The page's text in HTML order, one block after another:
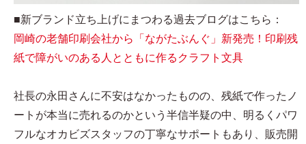
■新ブランド立ち上げにまつわる過去ブログはこちら：
岡崎の老舗印刷会社から「ながたぶんぐ」新発売！印刷残
紙で障がいのある人とともに作るクラフト文具
社長の永田さんに不安はなかったものの、残紙で作ったノ
ートが本当に売れるのかという半信半疑の中、明るくパワ
フルなオカビズスタッフの丁寧なサポートもあり、販売開